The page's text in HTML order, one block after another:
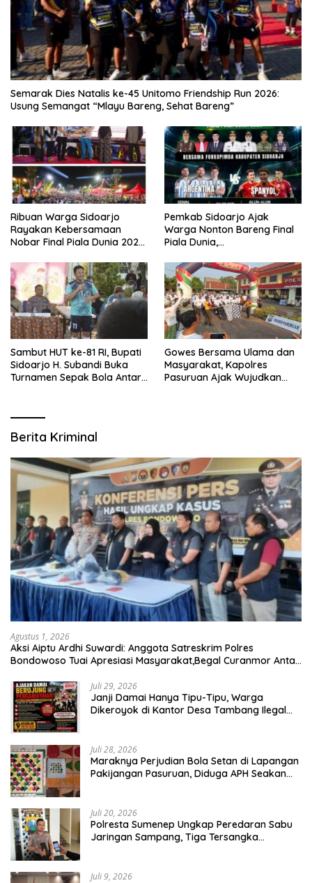
Semarak Dies Natalis ke-45 Unitomo Friendship Run 2026:
Usung Semangat “Mlayu Bareng, Sehat Bareng”
Ribuan Warga Sidoarjo
Rayakan Kebersamaan
Nobar Final Piala Dunia 2026
Forkopimda
Pemkab Sidoarjo Ajak
Warga Nonton Bareng Final
Piala Dunia,
Sambut HUT ke-81 RI, Bupati
Sidoarjo H. Subandi Buka
Turnamen Sepak Bola Antar
Gowes Bersama Ulama dan
Masyarakat, Kapolres
Pasuruan Ajak Wujudkan
Berita Kriminal
Agustus 1, 2026
Aksi Aiptu Ardhi Suwardi: Anggota Satreskrim Polres
Bondowoso Tuai Apresiasi Masyarakat,Begal Curanmor Antar
Juli 29, 2026
Janji Damai Hanya Tipu-Tipu, Warga
Dikeroyok di Kantor Desa Tambang Ilegal
Juli 28, 2026
Maraknya Perjudian Bola Setan di Lapangan
Pakijangan Pasuruan, Diduga APH Seakan
Juli 20, 2026
Polresta Sumenep Ungkap Peredaran Sabu
Jaringan Sampang, Tiga Tersangka
Juli 9, 2026